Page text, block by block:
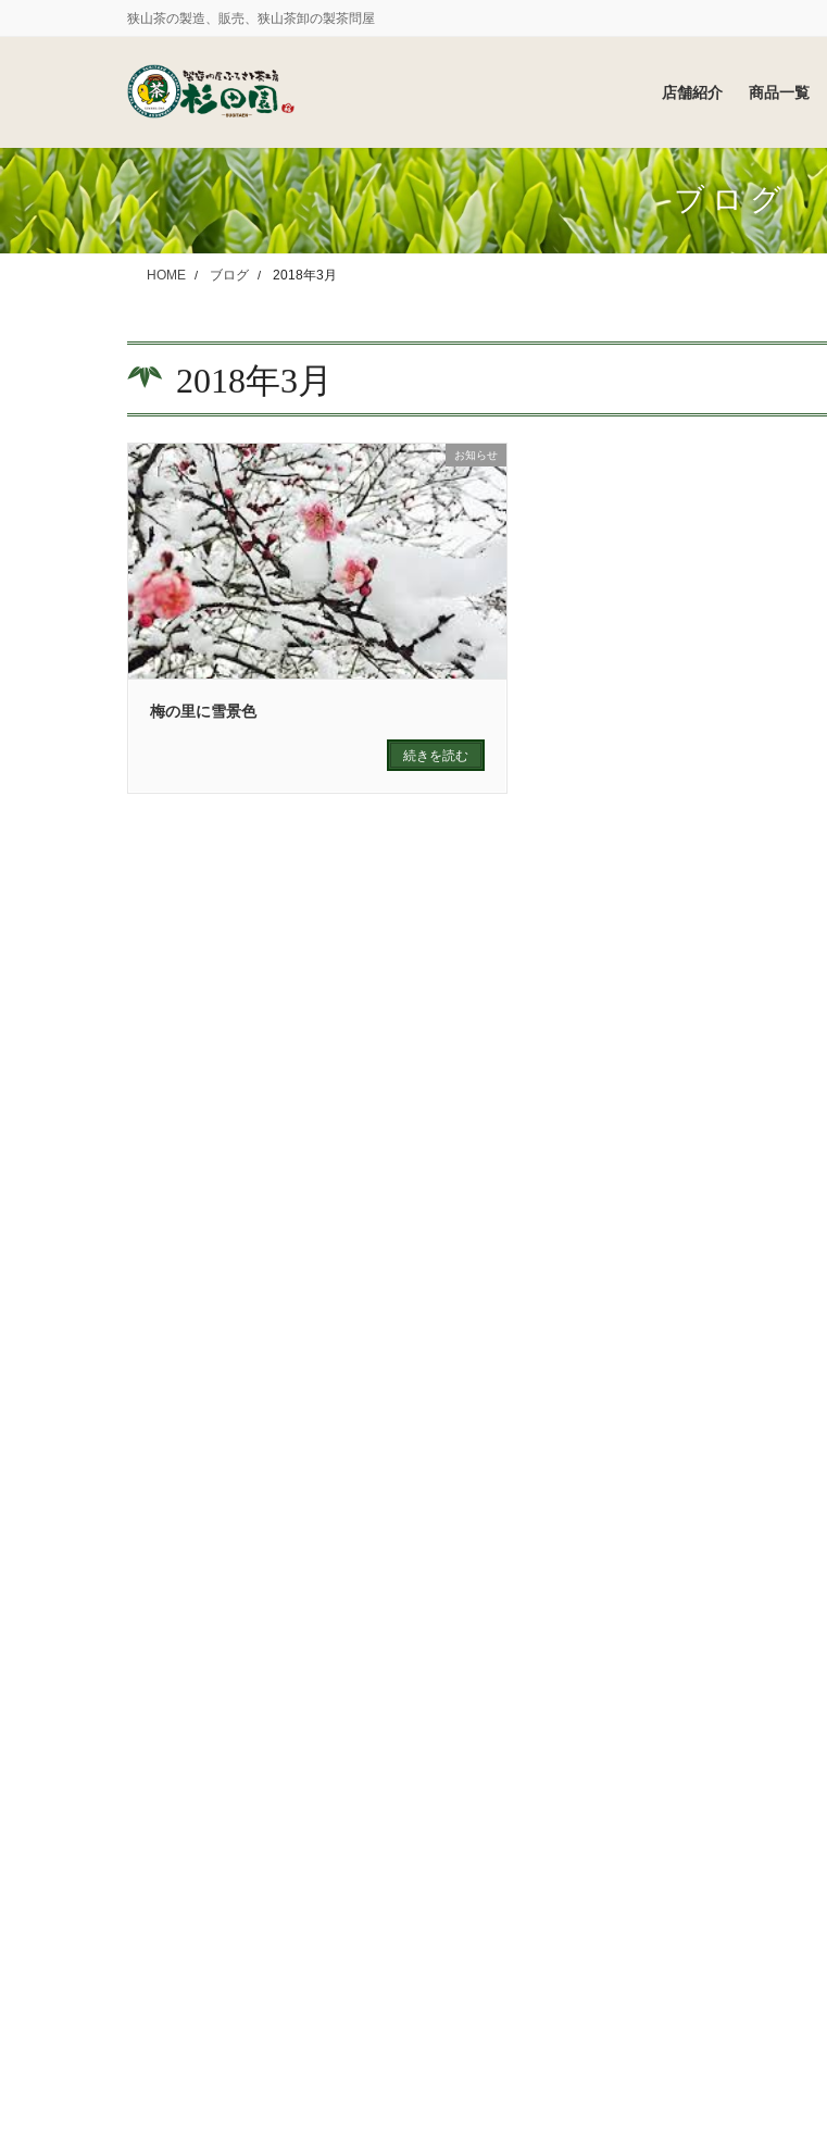
ン
移
動
ビ
ン
に
移
動
狭山茶の製造、販売、狭山茶卸の製茶問屋
店舗紹介 商品一覧
ブログ
HOME ブログ 2018年3月
2018年3月
お知らせ
梅の里に雪景色
続きを読む